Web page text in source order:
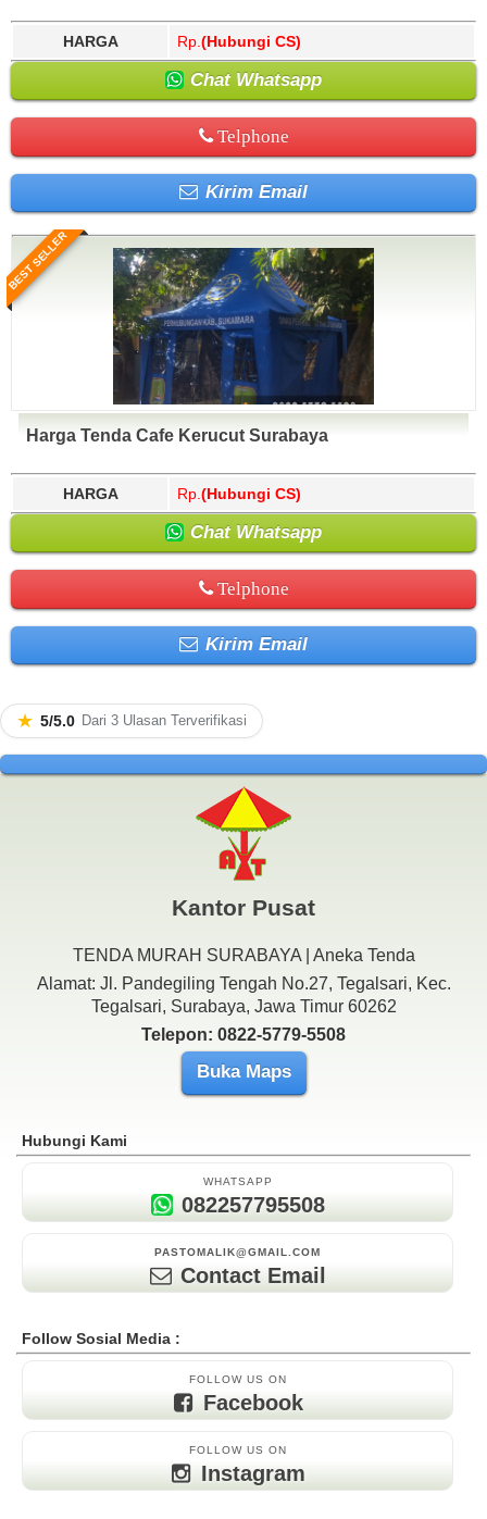
HARGA Rp. (Hubungi CS)
Chat Whatsapp
Telphone
Kirim Email
BEST SELLER
Harga Tenda Cafe Kerucut Surabaya
HARGA Rp. (Hubungi CS)
Chat Whatsapp
Telphone
Kirim Email
★ 5/5.0 Dari 3 Ulasan Terverifikasi
Kantor Pusat
TENDA MURAH SURABAYA | Aneka Tenda
Alamat: Jl. Pandegiling Tengah No.27, Tegalsari, Kec.
Tegalsari, Surabaya, Jawa Timur 60262
Telepon: 0822-5779-5508
Buka Maps
Hubungi Kami
WHATSAPP
082257795508
PASTOMALIK@GMAIL.COM
Contact Email
Follow Sosial Media :
FOLLOW US ON
Facebook
FOLLOW US ON
Instagram